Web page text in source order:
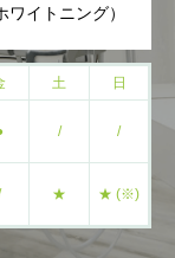
イトニング）
土 日
/ /
★ ★ (※)